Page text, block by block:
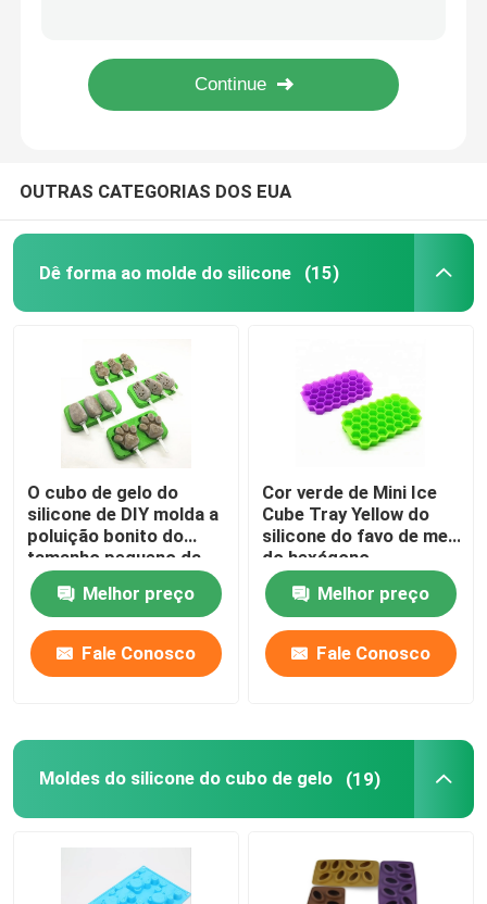
Moldes do silicone do chocolate
Luvas da mão do silicone
Garrafa da embalagem do curso do silicone
Ferramentas da cozinha do silicone
Produto das crianças do silicone
Braceletes da borracha de silicone
OUTRAS CATEGORIAS DOS EUA
Dê forma ao molde do silicone (15)
O cubo de gelo do
silicone de DIY molda a
poluição bonito do
tamanho pequeno da
forma do homem da
neve nãoMelhor preço
Fale Conosco
Cor verde de Mini Ice
Cube Tray Yellow do
silicone do favo de mel
do hexágono
Melhor preço
Fale Conosco
Moldes do silicone do cubo de gelo (19)